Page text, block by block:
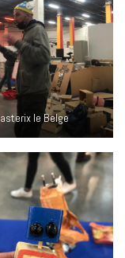
asterix le Belge